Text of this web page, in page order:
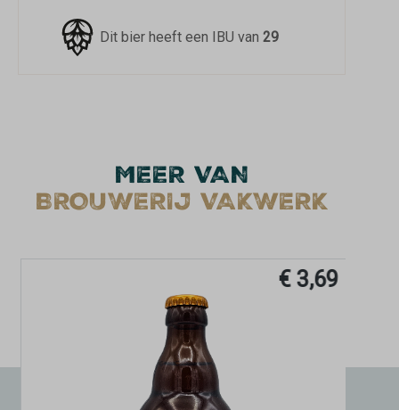
Dit bier heeft een IBU van 29
MEER VAN
BROUWERIJ VAKWERK
€ 3,69